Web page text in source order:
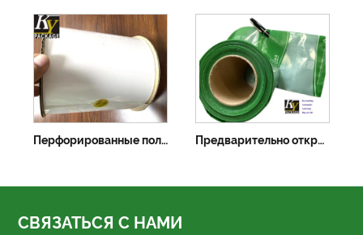
Перфорированные полиэтиленовые подержанные автомобильные сумки с печатью в рулонах Предварительно открытые автомобильные сумки в рулонах
СВЯЗАТЬСЯ С НАМИ